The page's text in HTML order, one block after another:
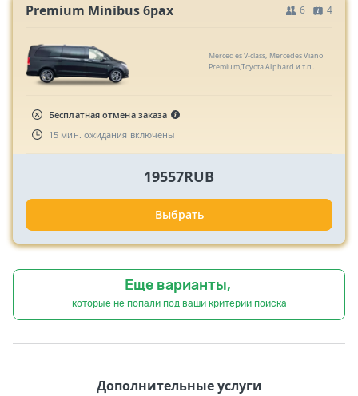
Premium Minibus 6pax 6 4
Mercedes V-class, Mercedes Viano
Premium,Toyota Alphard и т.п.
Бесплатная отмена заказа
15 мин. ожидания включены
19557RUB
Выбрать
Еще варианты,
которые не попали под ваши критерии поиска
Дополнительные услуги